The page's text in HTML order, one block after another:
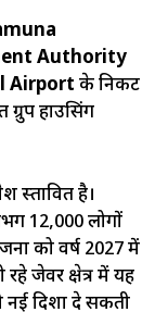
Authority
Airport के निकट
ग्रुप हाउसिंग
है।
12,000 लोगों
को वर्ष 2027 में
जेवर क्षेत्र में यह
दिशा दे सकती